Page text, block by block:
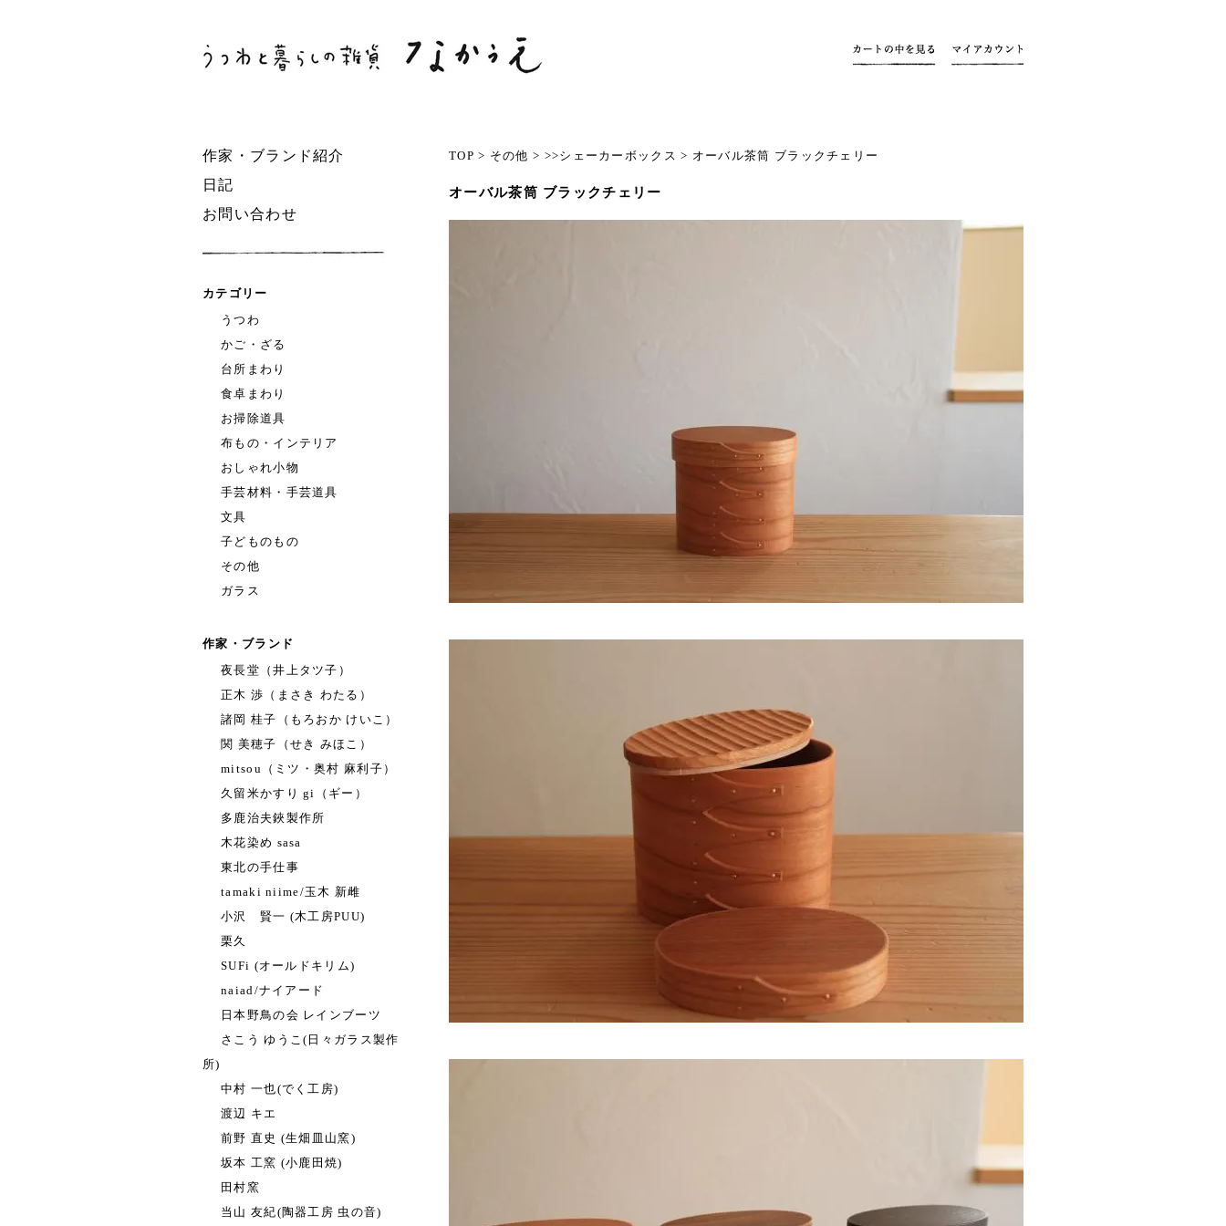
作家・ブランド紹介
日記
お問い合わせ
カテゴリー
うつわ
かご・ざる
台所まわり
食卓まわり
お掃除道具
布もの・インテリア
おしゃれ小物
手芸材料・手芸道具
文具
子どものもの
その他
ガラス
作家・ブランド
夜長堂（井上タツ子）
正木 渉（まさき わたる）
諸岡 桂子（もろおか けいこ）
関 美穂子（せき みほこ）
mitsou（ミツ・奥村 麻利子）
久留米かすり gi（ギー）
多鹿治夫鋏製作所
木花染め sasa
東北の手仕事
tamaki niime/玉木 新雌
小沢 賢一 (木工房PUU)
栗久
SUFi (オールドキリム)
naiad/ナイアード
日本野鳥の会 レインブーツ
さこう ゆうこ(日々ガラス製作
所)
中村 一也(でく工房)
渡辺 キエ
前野 直史 (生畑皿山窯)
坂本 工窯 (小鹿田焼)
田村窯
当山 友紀(陶器工房 虫の音)
TOP > その他 > >>シェーカーボックス > オーバル茶筒 ブラックチェリー
オーバル茶筒 ブラックチェリー